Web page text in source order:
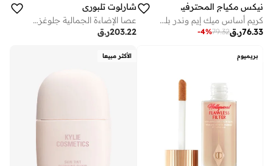
نيكس مكياج المحترفين
كريم أساس ميك إيم وندر بلمسة نهائية مطفية لايت نود
ر.ق76.33
79.32
-4%
شارلوت تلبوري
عصا الإضاءة الجمالية جلوغزم – بينك جازم
ر.ق203.22
بريميوم الأكثر مبيعا